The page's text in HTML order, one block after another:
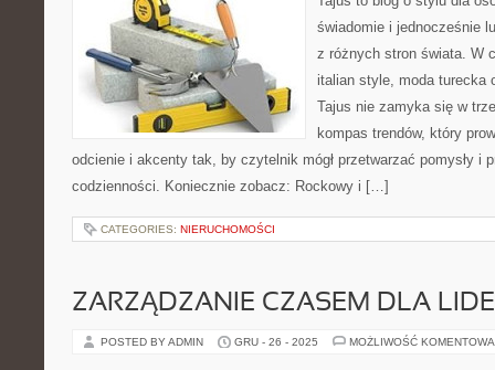
świadomie i jednocześnie
z różnych stron świata. W
italian style, moda turecka
Tajus nie zamyka się w
kompas trendów, który
odcienie i akcenty tak, by czytelnik mógł przetwarzać pomysły i
codzienności. Koniecznie zobacz: Rockowy i […]
CATEGORIES: NIERUCHOMOŚCI
ZARZĄDZANIE CZASEM DLA
POSTED BY ADMIN GRU - 26 - 2025 MOŻLIWOŚĆ